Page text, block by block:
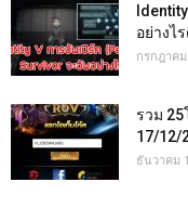
อย่างไ
กรกฎาคม
รวม 25
17/12/
ธันวาคม